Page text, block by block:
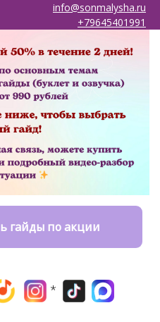
info@sonmalysha.ru
+79645401991
гайды по акции
*